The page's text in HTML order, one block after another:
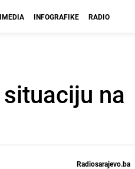
INFOGRAFIKE RADIO
na
Radiosarajevo.ba